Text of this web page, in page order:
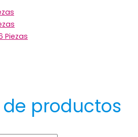
Piezas
productos